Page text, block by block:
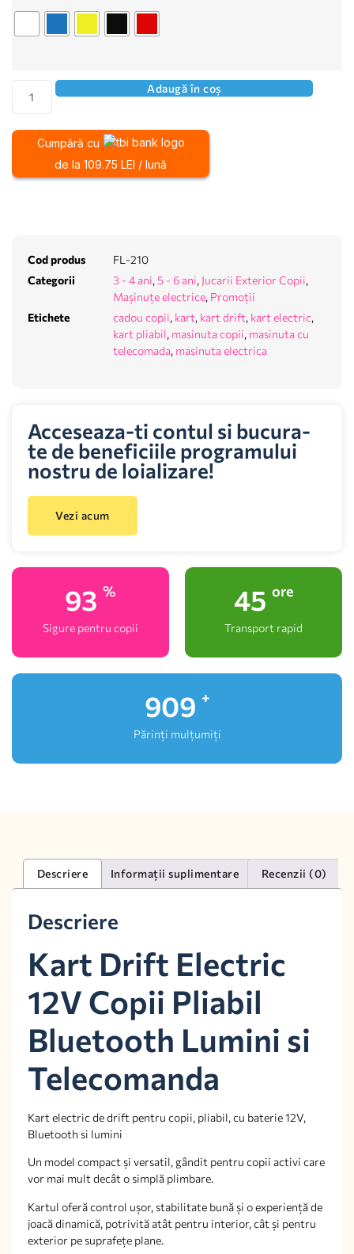
Adaugă în coș
Cumpără cu
de la 109.75 LEI / lună
Cod produs
FL-210
Categorii
3 - 4 ani, 5 - 6 ani, Jucarii Exterior Copii,
Mașinuțe electrice, Promoții
Etichete
cadou copii, kart, kart drift, kart electric,
kart pliabil, masinuta copii, masinuta cu
telecomada, masinuta electrica
Acceseaza-ti contul si bucura-
te de beneficiile programului
nostru de loializare!
Vezi acum
100 %
Sigure pentru copii
48 ore
Transport rapid
1,000
Părinți mulțumiți
Descriere Informații suplimentare Recenzii (0)
Descriere
Kart Drift Electric
12V Copii Pliabil
Bluetooth Lumini si
Telecomanda
Kart electric de drift pentru copii, pliabil, cu baterie 12V,
Bluetooth si lumini
Un model compact și versatil, gândit pentru copii activi care
vor mai mult decât o simplă plimbare.
Kartul oferă control ușor, stabilitate bună și o experiență de
joacă dinamică, potrivită atât pentru interior, cât și pentru
exterior pe suprafețe plane.